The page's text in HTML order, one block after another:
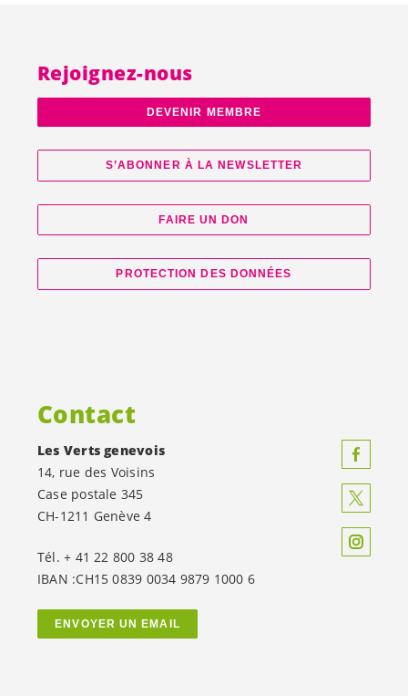
Rejoignez-nous
DEVENIR MEMBRE
S’ABONNER À LA NEWSLETTER
FAIRE UN DON
PROTECTION DES DONNÉES
Contact
Les Verts genevois
14, rue des Voisins
Case postale 345
CH-1211 Genève 4
Tél. + 41 22 800 38 48
IBAN :CH15 0839 0034 9879 1000 6
ENVOYER UN EMAIL